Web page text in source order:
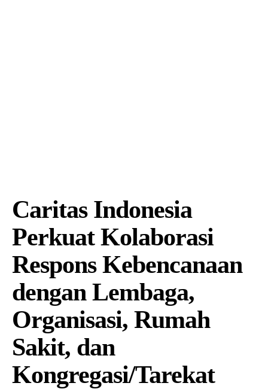
Caritas Indonesia
Perkuat Kolaborasi
Respons Kebencanaan
dengan Lembaga,
Organisasi, Rumah
Sakit, dan
Kongregasi/Tarekat